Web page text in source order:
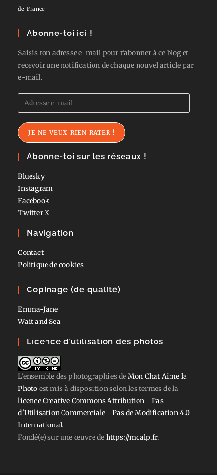
de-France
Abonne-toi ici !
Saisis ton adresse e-mail pour t'abonner à ce blog et
recevoir une notification de chaque nouvel article par
e-mail.
Adresse
e-
mail
JE NE VEUX RIEN RATER !
Abonne-toi sur les réseaux !
Bluesky
Instagram
Facebook
TwitterX
Navigation
Contact
Politique de cookies
Copinage (de qualité)
Emma-Jane
Wait and Sea
Licence d’utilisation des photos
L'ensemble des photographiesde Mon Chat Aime la
Photo est mis à disposition selon les termes de la
licence Creative Commons Attribution - Pas
d'Utilisation Commerciale - Pas de Modification 4.0
International.
Fondé(e) sur une œuvre de https://mcalp.fr.